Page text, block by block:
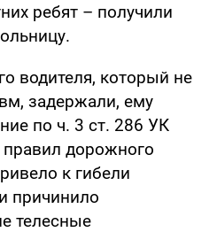
ребят – получили
водителя, который не
задержали, ему
по ч. 3 ст. 286 УК
дорожного
к гибели
причинило
телесные